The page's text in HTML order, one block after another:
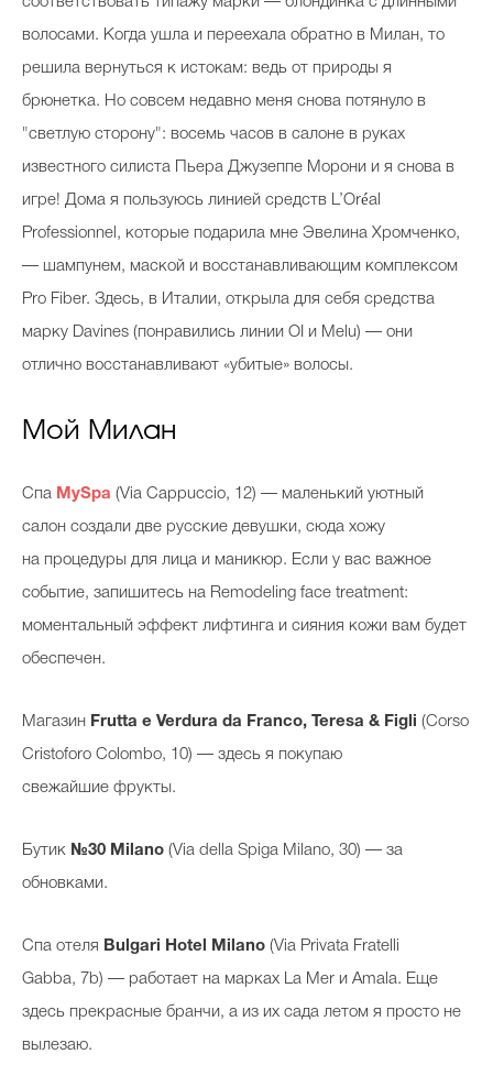
волосами. Когда ушла и переехала обратно в Милан, то
решила вернуться к истокам: ведь от природы я
брюнетка. Но совсем недавно меня снова потянуло в
"светлую сторону": восемь часов в салоне в руках
известного силиста Пьера Джузеппе Морони и я снова в
игре! Дома я пользуюсь линией средств L’Oréal
Professionnel, которые подарила мне Эвелина Хромченко,
— шампунем, маской и восстанавливающим комплексом
Pro Fiber. Здесь, в Италии, открыла для себя средства
марку Davines (понравились линии OI и Melu) — они
отлично восстанавливают «убитые» волосы.
Мой Милан
Спа MySpa (Via Cappuccio, 12) — маленький уютный
салон создали две русские девушки, сюда хожу
на процедуры для лица и маникюр. Если у вас важное
событие, запишитесь на Remodeling face treatment:
моментальный эффект лифтинга и сияния кожи вам будет
обеспечен.
Магазин Frutta e Verdura da Franco, Teresa & Figli (Corso
Cristoforo Colombo, 10) — здесь я покупаю
свежайшие фрукты.
Бутик №30 Milano (Via della Spiga Milano, 30) — за
обновками.
Спа отеля Bulgari Hotel Milano (Via Privata Fratelli
Gabba, 7b) — работает на марках La Mer и Amala. Еще
здесь прекрасные бранчи, а из их сада летом я просто не
вылезаю.